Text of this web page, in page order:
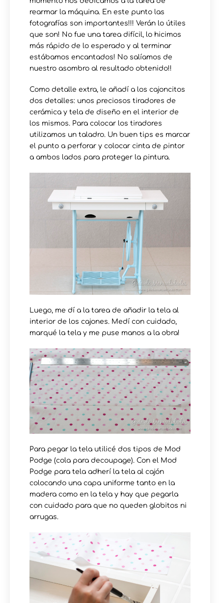
rearmar la máquina. En este punto las
fotografías son importantes!!! Verán lo útiles
que son! No fue una tarea difícil, lo hicimos
más rápido de lo esperado y al terminar
estábamos encantados! No salíamos de
nuestro asombro al resultado obtenido!!
Como detalle extra, le añadí a los cajoncitos
dos detalles: unos preciosos tiradores de
cerámica y tela de diseño en el interior de
los mismos. Para colocar los tiradores
utilizamos un taladro. Un buen tips es marcar
el punto a perforar y colocar cinta de pintor
a ambos lados para proteger la pintura.
Luego, me dí a la tarea de añadir la tela al
interior de los cajones. Medí con cuidado,
marqué la tela y me puse manos a la obra!
Para pegar la tela utilicé dos tipos de Mod
Podge (cola para decoupage). Con el Mod
Podge para tela adherí la tela al cajón
colocando una capa uniforme tanto en la
madera como en la tela y hay que pegarla
con cuidado para que no queden globitos ni
arrugas.